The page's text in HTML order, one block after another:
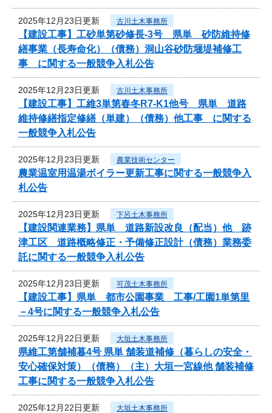
2025年12月23日更新 古川土木事務所
【建設工事】工砂単第砂修長-3号 県単 砂防維持修
繕事業（長寿命化）（債務）洞山谷砂防堰堤補修工
事 に関する一般競争入札公告
2025年12月23日更新 古川土木事務所
【建設工事】工維3単第春冬R7-K1他号 県単 道路
維持修繕指定修繕（単建）（債務）他工事 に関する
一般競争入札公告
2025年12月23日更新 農業技術センター
農業温室用温湯ボイラー更新工事に関する一般競争入
札公告
2025年12月23日更新 下呂土木事務所
【建設関連業務】県単 道路新設改良（配当）他 跡
津工区 道路概略修正・予備修正設計（債務）業務委
託に関する一般競争入札公告
2025年12月23日更新 可茂土木事務所
【建設工事】県単 都市公園事業 工事/工園1単第里
－4号に関する一般競争入札公告
2025年12月22日更新 大垣土木事務所
県維工第舗補暮4号 県単 舗装道補修（暮らしの安全・
安心確保対策）（債務）（主）大垣一宮線他 舗装補修
工事に関する一般競争入札公告
2025年12月22日更新 大垣土木事務所